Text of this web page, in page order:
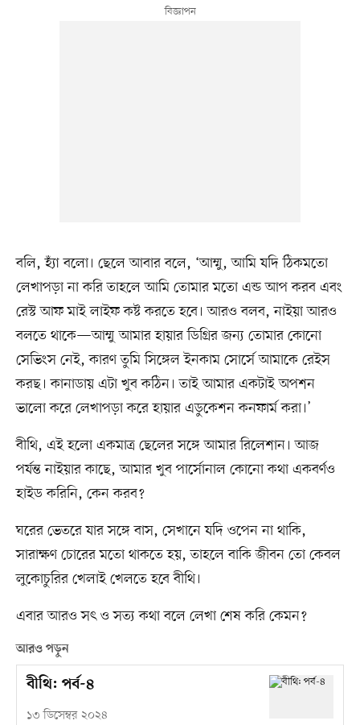
বলি, হ্যাঁ বলো। ছেলে আবার বলে, ‘আম্মু, আমি যদি ঠিকমতো
লেখাপড়া না করি তাহলে আমি তোমার মতো এন্ড আপ করব এবং
রেস্ট আফ মাই লাইফ কষ্ট করতে হবে। আরও বলব, নাইয়া আরও
বলতে থাকে—আম্মু আমার হায়ার ডিগ্রির জন্য তোমার কোনো
সেভিংস নেই, কারণ তুমি সিঙ্গেল ইনকাম সোর্সে আমাকে রেইস
করছ। কানাডায় এটা খুব কঠিন। তাই আমার একটাই অপশন
ভালো করে লেখাপড়া করে হায়ার এডুকেশন কনফার্ম করা।’
বীথি, এই হলো একমাত্র ছেলের সঙ্গে আমার রিলেশান। আজ
পর্যন্ত নাইয়ার কাছে, আমার খুব পার্সোনাল কোনো কথা একবর্ণও
হাইড করিনি, কেন করব?
ঘরের ভেতরে যার সঙ্গে বাস, সেখানে যদি ওপেন না থাকি,
সারাক্ষণ চোরের মতো থাকতে হয়, তাহলে বাকি জীবন তো কেবল
লুকোচুরির খেলাই খেলতে হবে বীথি।
এবার আরও সৎ ও সত্য কথা বলে লেখা শেষ করি কেমন?
আরও পড়ুন
বীথি: পর্ব-৪
১৩ ডিসেম্বর ২০২৪